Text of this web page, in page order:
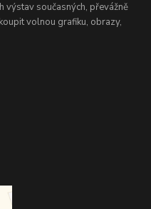
výstav současných, převážně
volnou grafiku, obrazy,